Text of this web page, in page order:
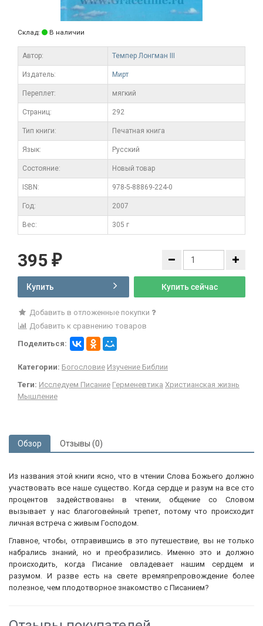
Склад: В наличии
Автор: Темпер Лонгман III
Издатель: Мирт
Переплет: мягкий
Cтраниц: 292
Тип книги: Печатная книга
Язык: Русский
Состояние: Новый товар
ISBN: 978-5-88869-224-0
Год: 2007
Вес: 305 г
395 ₽
Купить Купить сейчас
Добавить в отложенные покупки
Добавить к сравнению товаров
Поделиться:
Категории: Богословие Изучение Библии
Теги: Исследуем Писание Герменевтика Христианская жизнь
Мышление
Обзор Отзывы (0)
Из названия этой книги ясно, что в чтении Слова Божьего должно
участвовать все наше существо. Когда сердце и разум на все сто
процентов задействованы в чтении, общение со Словом
вызывает у нас благоговейный трепет, потому что происходит
личная встреча с живым Господом.
Главное, чтобы, отправившись в это путешествие, вы не только
набрались знаний, но и преобразились. Именно это и должно
происходить, когда Писание овладевает нашим сердцем и
разумом. И разве есть на свете времяпрепровождение более
полезное, чем плодотворное знакомство с Писанием?